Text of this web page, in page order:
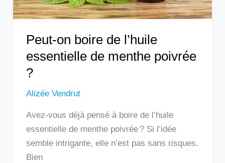
Peut-on boire de l’huile
essentielle de menthe poivrée
?
Alizée Vendrut
Avez-vous déjà pensé à boire de l’huile
essentielle de menthe poivrée ? Si l’idée
semble intrigante, elle n’est pas sans risques.
Bien
poivrée
?